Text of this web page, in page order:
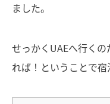
ました。
せっかくUAEへ行く
れば！ということで宿